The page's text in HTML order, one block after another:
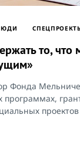
то, что
Фонда